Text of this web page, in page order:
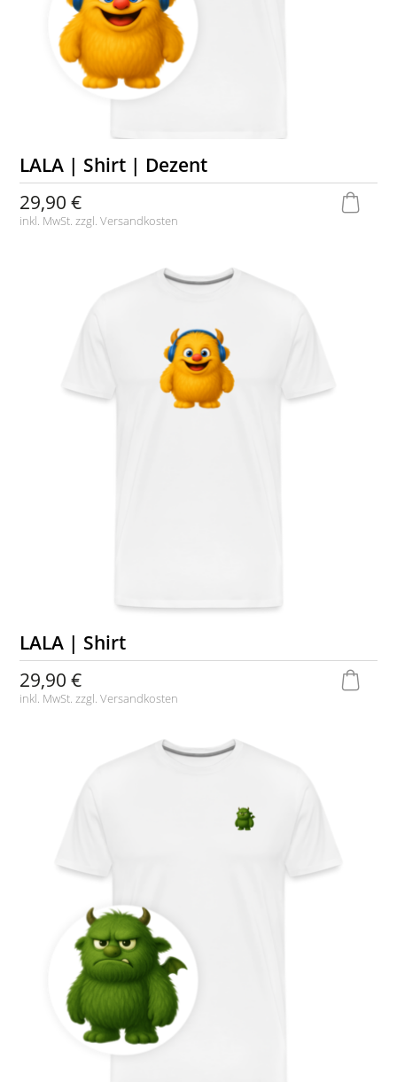
LALA | Shirt | Dezent
29,90 €
inkl. MwSt. zzgl.Versandkosten
LALA | Shirt
29,90 €
inkl. MwSt. zzgl.Versandkosten